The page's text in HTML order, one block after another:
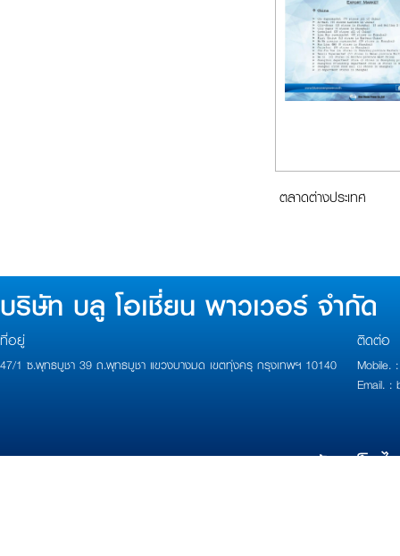
ตลาดต่างประเทศ
บริษัท บลู โอเชี่ยน พาวเวอร์ จำกัด
ที่อยู่
47/1 ซ.พุทธบูชา 39 ถ.พุทธบูชา แขวงบางมด เขตทุ่งครุ กรุงเทพฯ 10140
ติดต่อ
Mobile.
Email. :
Copyright 2017 Powered byบ้านเว็บ